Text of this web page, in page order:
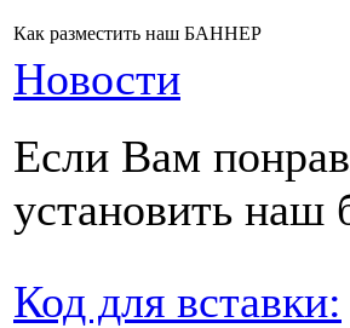
Как разместить наш БАННЕР
Новости
Если Вам
установить наш
Код для вставки: